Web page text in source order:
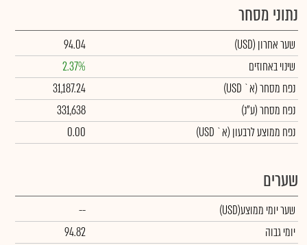
נתוני מסחר
שער אחרון (USD)
94.04
שינוי באחוזים
2.37%
נפח מסחר(א` USD)
31,187.24
נפח מסחר(ע"נ)
331,638
נפח ממוצע לרבעון (א` USD)
0.00
שערים
שער יומי ממוצע(USD)
--
יומי גבוה
94.82